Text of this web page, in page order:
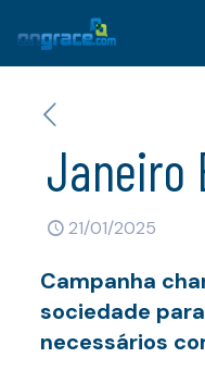
Janeiro
21/01/2025
Campanha
sociedade
necessários